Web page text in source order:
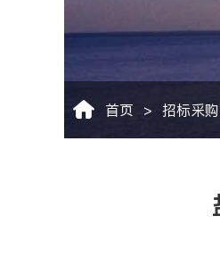
首页 > 招标采购